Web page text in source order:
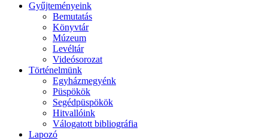
Gyűjteményeink
Bemutatás
Könyvtár
Múzeum
Levéltár
Videósorozat
Történelmünk
Egyházmegyénk
Püspökök
Segédpüspökök
Hitvallóink
Válogatott bibliográfia
Lapozó